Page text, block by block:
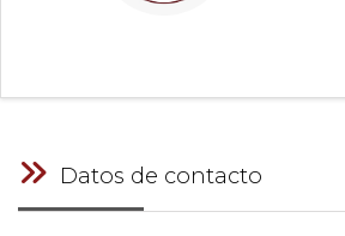
Datos de contacto